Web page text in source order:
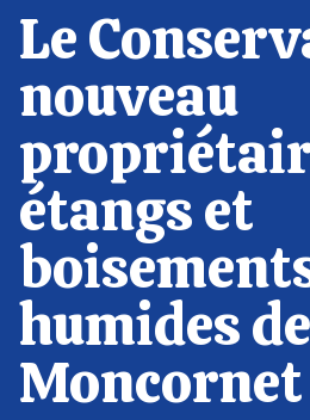
Le
nouveau
étangs et
humides de
Moncornet